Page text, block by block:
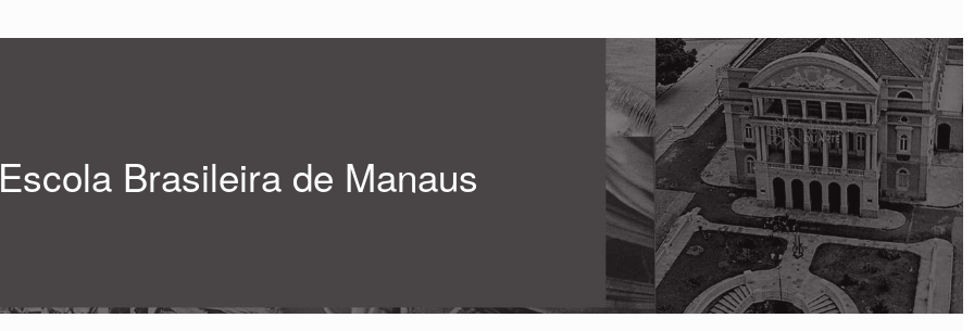
Escola Brasileira de Manaus